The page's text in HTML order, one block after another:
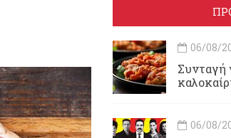
06/08/
Συνταγή
06/08/